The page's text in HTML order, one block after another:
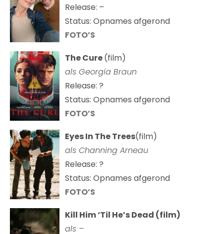
Release: –
Status: Opnames afgerond
FOTO’S
The Cure(film)
als Georgia Braun
Release: ?
Status: Opnames afgerond
FOTO’S
Eyes In The Trees(film)
als Channing Arneau
Release: ?
Status: Opnames afgerond
FOTO’S
Kill Him ‘Til He’s Dead (film)
als –